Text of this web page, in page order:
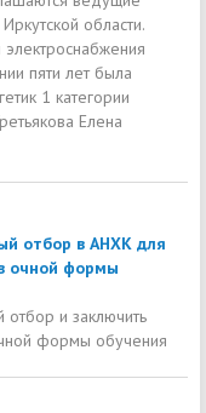
области.
пяти лет была
1 категории
Елена
отбор в АНХК для
очной формы
и заключить
формы обучения